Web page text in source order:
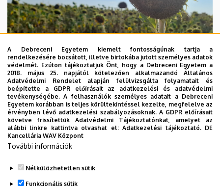
2026. augusztus 4.
A hőség árnyékában az agrárium
AGRÁRTUDOMÁNY
A Debreceni Egyetem kiemelt fontosságúnak tartja a
rendelkezésére bocsátott, illetve birtokába jutott személyes adatok
védelmét. Ezúton tájékoztatjuk Önt, hogy a Debreceni Egyetem a
2018. május 25. napjától kötelezően alkalmazandó Általános
Adatvédelmi Rendelet alapján felülvizsgálta folyamatait és
beépítette a GDPR előírásait az adatkezelési és adatvédelmi
tevékenységébe. A felhasználók személyes adatait a Debreceni
Egyetem korábban is teljes körültekintéssel kezelte, megfelelve az
érvényben lévő adatkezelési szabályozásoknak. A GDPR előírásait
követve frissítettük Adatvédelmi Tájékoztatónkat, amelyet az
alábbi linkre kattintva olvashat el:Adatkezelési tájékoztató. DE
Kancellária WAV Központ
További információk
Nélkülözhetetlen sütik
Funkcionális sütik